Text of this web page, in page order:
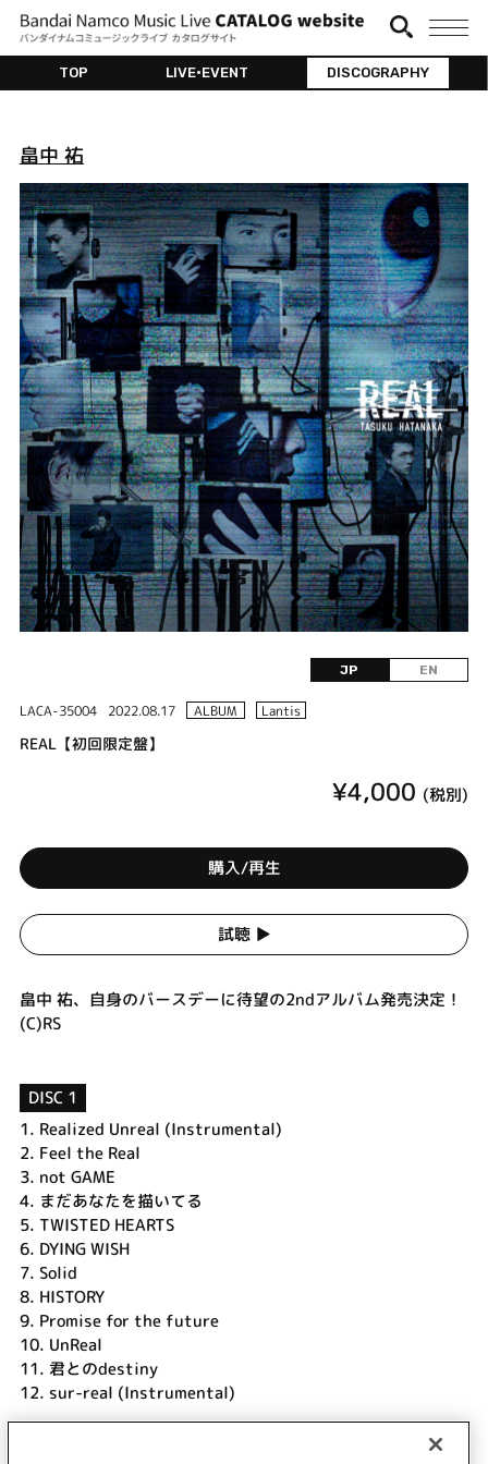
TOP LIVE•EVENT DISCOGRAPHY
畠中 祐
JP EN
LACA-35004 2022.08.17 ALBUM Lantis
REAL【初回限定盤】
¥4,000 (税別)
購入/再生
試聴 ▶︎
畠中 祐、自身のバースデーに待望の2ndアルバム発売決定！
(C)RS
DISC 1
1. Realized Unreal (Instrumental)
2. Feel the Real
3. not GAME
4. まだあなたを描いてる
5. TWISTED HEARTS
6. DYING WISH
7. Solid
8. HISTORY
9. Promise for the future
10. UnReal
11. 君とのdestiny
12. sur-real (Instrumental)